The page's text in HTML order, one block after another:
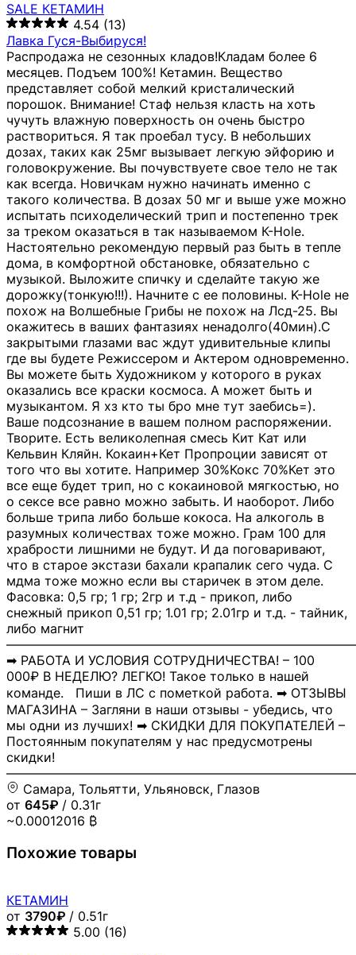
SALE КЕТАМИН
4.54 (13)
Лавка Гуся-Выбируся!
Распродажа не сезонных кладов!Кладам более 6
месяцев. Подъем 100%! Кетамин. Вещество
представляет собой мелкий кристалический
порошок. Внимание! Стаф нельзя класть на хоть
чучуть влажную поверхность он очень быстро
раствориться. Я так проебал тусу. В небольших
дозах, таких как 25мг вызывает легкую эйфорию и
головокружение. Вы почувствуете свое тело не так
как всегда. Новичкам нужно начинать именно с
такого количества. В дозах 50 мг и выше уже можно
испытать психоделический трип и постепенно трек
за треком оказаться в так называемом К-Hole.
Настоятельно рекомендую первый раз быть в тепле
дома, в комфортной обстановке, обязательно с
музыкой. Выложите спичку и сделайте такую же
дорожку(тонкую!!!). Начните с ее половины. K-Hole не
похож на Волшебные Грибы не похож на Лсд-25. Вы
окажитесь в ваших фантазиях ненадолго(40мин).С
закрытыми глазами вас ждут удивительные клипы
где вы будете Режиссером и Актером одновременно.
Вы можете быть Художником у которого в руках
оказались все краски космоса. А может быть и
музыкантом. Я хз кто ты бро мне тут заебись=).
Ваше подсознание в вашем полном распоряжении.
Творите. Есть великолепная смесь Кит Кат или
Кельвин Кляйн. Кокаин+Кет Пропроции зависят от
того что вы хотите. Например 30%Кокс 70%Кет это
все еще будет трип, но с кокаиновой мягкостью, но
о сексе все равно можно забыть. И наоборот. Либо
больше трипа либо больше кокоса. На алкоголь в
разумных количествах тоже можно. Грам 100 для
храбрости лишними не будут. И да поговаривают,
что в старое экстази бахали крапалик сего чуда. С
мдма тоже можно если вы старичек в этом деле.
Фасовка: 0,5 гр; 1 гр; 2гр и т.д - прикоп, либо
снежный прикоп 0,51 гр; 1.01 гр; 2.01гр и т.д. - тайник,
либо магнит
➡ РАБОТА И УСЛОВИЯ СОТРУДНИЧЕСТВА! – 100
000₽ В НЕДЕЛЮ? ЛЕГКО! Такое только в нашей
команде. Пиши в ЛС с пометкой работа. ➡ ОТЗЫВЫ
МАГАЗИНА – Загляни в наши отзывы - убедись, что
мы одни из лучших! ➡ СКИДКИ ДЛЯ ПОКУПАТЕЛЕЙ –
Постоянным покупателям у нас предусмотрены
скидки!
Самара, Тольятти, Ульяновск, Глазов
от 645₽ / 0.31г
~0.00012016 ₿
Похожие товары
КЕТАМИН
от 3790₽ / 0.51г
5.00 (16)